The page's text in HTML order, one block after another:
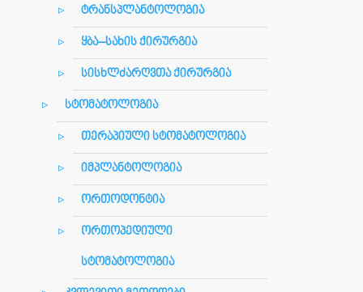
ტრანსპლანტოლოგია
ყბა–სახის ქირურგია
სისხლძარღვთა ქირურგია
სტომატოლოგია
თერაპიული სტომატოლოგია
იმპლანტოლოგია
ორთოდონტია
ორთოპედიული
სტომატოლოგია